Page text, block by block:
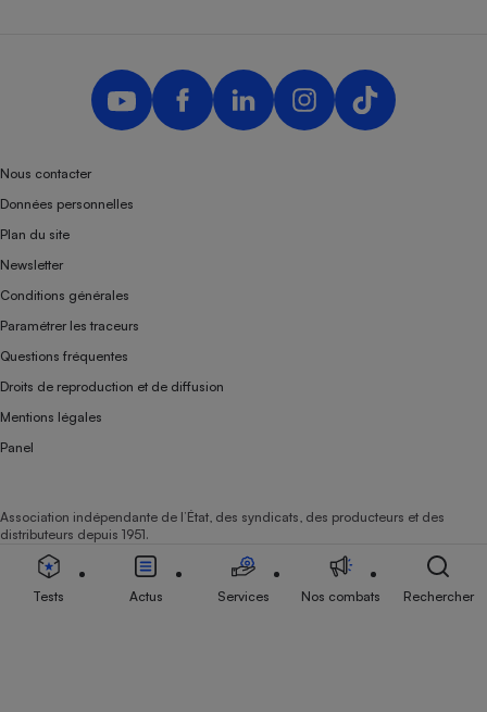
Nous contacter
Données personnelles
Plan du site
Newsletter
Conditions générales
Paramétrer les traceurs
Questions fréquentes
Droits de reproduction et de diffusion
Mentions légales
Panel
Association indépendante de l’État, des syndicats, des producteurs et des
distributeurs depuis 1951.
Tests Actus Services Nos combats Rechercher